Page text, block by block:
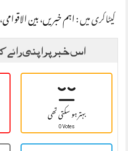
کیٹاگری میں :اہم خبریں،بین الاقوامی،
اس خبر پر اپنی رائے
بہتر ہو سکتی تھی
0 Votes